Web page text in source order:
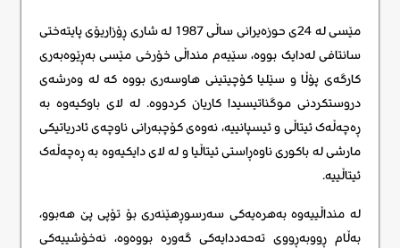
مێسی لە 24ی حوزەیرانی ساڵی 1987 لە شاری ڕۆزاریۆی پایتەختی
سانتافی لەدایک بووە، سێیەم منداڵی خۆرخی مێسی بەڕێوەبەری
کارگەی پۆڵا و سێلیا کۆچیتینی هاوسەری بووە کە لە وەرشەی
دروستکردنی موگناتیسیدا کاریان کردووە. لە لای باوکیەوە بە
ڕەچەڵەک ئیتاڵی و ئیسپانییە، نەوەى کۆچبەرانى ناوچەى ئادریاتیکى
مارشى لە باکورى ناوەڕاستى ئیتاڵیا و لە لاى دایکیەوە بە ڕەچەڵەک
ئیتاڵییە.
لە منداڵییەوە بەهرەیەکی سەرسوڕهێنەری بۆ تۆپی پێ هەبوو،
بەڵام ڕووبەڕووی تەحەددایەکی گەورە بووەوە، نەخۆشییەکی